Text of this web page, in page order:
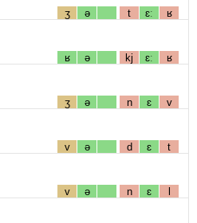
ʒ ə t ɛː ʁ
ʁ ə kj ɛː ʁ
ʒ ə n ɛ v
v ə d ɛ t
v ə n ɛ l